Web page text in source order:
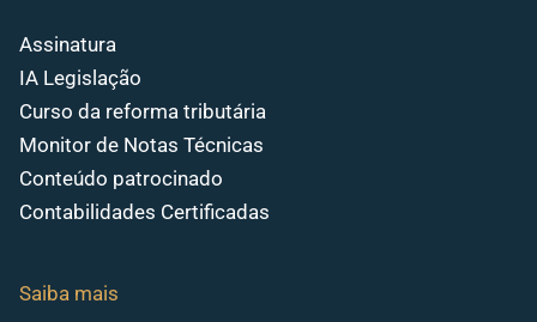
Assinatura
IA Legislação
Curso da reforma tributária
Monitor de Notas Técnicas
Conteúdo patrocinado
Contabilidades Certificadas
Saiba mais